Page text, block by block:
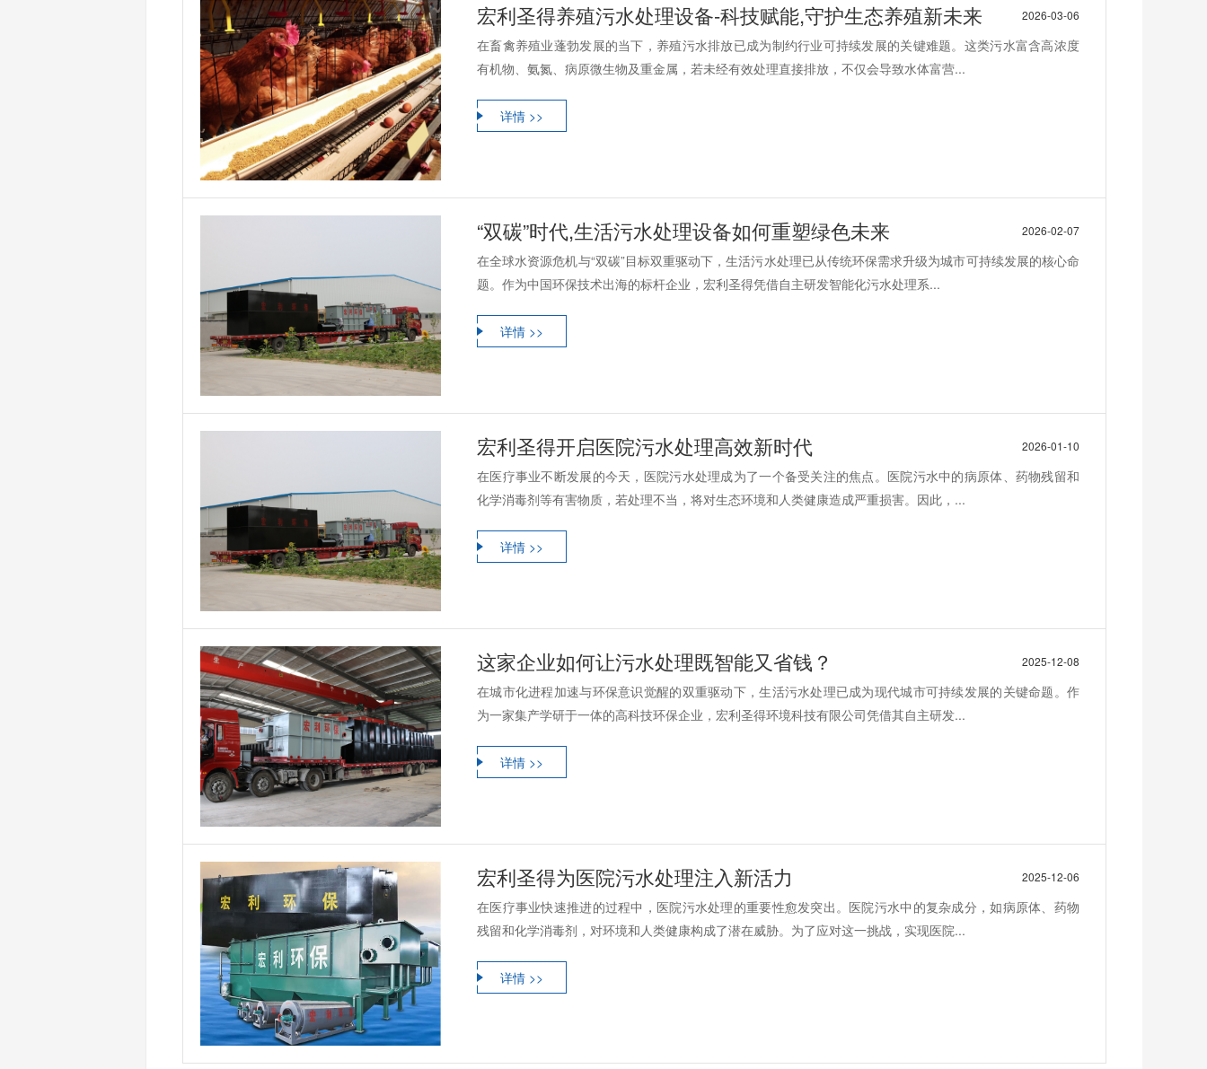
2026-03-06
宏利圣得养殖污水处理设备-科技赋能,守护生态养殖新未来
在畜禽养殖业蓬勃发展的当下，养殖污水排放已成为制约行业可持续发展的关键难题。这类污水富含高浓度
有机物、氨氮、病原微生物及重金属，若未经有效处理直接排放，不仅会导致水体富营...
详情 >>
2026-02-07
“双碳”时代,生活污水处理设备如何重塑绿色未来
在全球水资源危机与“双碳”目标双重驱动下，生活污水处理已从传统环保需求升级为城市可持续发展的核心命
题。作为中国环保技术出海的标杆企业，宏利圣得凭借自主研发智能化污水处理系...
详情 >>
2026-01-10
宏利圣得开启医院污水处理高效新时代
在医疗事业不断发展的今天，医院污水处理成为了一个备受关注的焦点。医院污水中的病原体、药物残留和
化学消毒剂等有害物质，若处理不当，将对生态环境和人类健康造成严重损害。因此，...
详情 >>
2025-12-08
这家企业如何让污水处理既智能又省钱？
在城市化进程加速与环保意识觉醒的双重驱动下，生活污水处理已成为现代城市可持续发展的关键命题。作
为一家集产学研于一体的高科技环保企业，宏利圣得环境科技有限公司凭借其自主研发...
详情 >>
2025-12-06
宏利圣得为医院污水处理注入新活力
在医疗事业快速推进的过程中，医院污水处理的重要性愈发突出。医院污水中的复杂成分，如病原体、药物
残留和化学消毒剂，对环境和人类健康构成了潜在威胁。为了应对这一挑战，实现医院...
详情 >>